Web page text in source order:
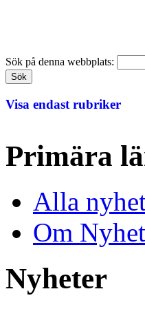
Sök på denna webbplats:
Visa endast rubriker
Primära
Alla
Om
Nyheter